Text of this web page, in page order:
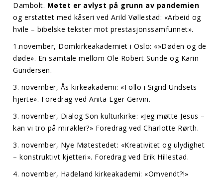
Dambolt. Møtet er avlyst på grunn av pandemien
og erstattet med kåseri ved Arild Vøllestad: «Arbeid og
hvile – bibelske tekster mot prestasjonssamfunnet».
1.november, Domkirkeakademiet i Oslo: «»Døden og de
døde». En samtale mellom Ole Robert Sunde og Karin
Gundersen.
3. november, Ås kirkeakademi: «Follo i Sigrid Undsets
hjerte». Foredrag ved Anita Eger Gervin.
3. november, Dialog Son kulturkirke: «Jeg møtte Jesus –
kan vi tro på mirakler?» Foredrag ved Charlotte Rørth.
3. november, Nye Møtestedet: «Kreativitet og ulydighet
– konstruktivt kjetteri». Foredrag ved Erik Hillestad.
4. november, Hadeland kirkeakademi: «Omvendt?!»